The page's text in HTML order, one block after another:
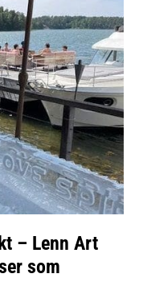
– Lenn Art
som